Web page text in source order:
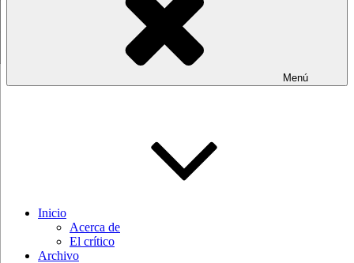
Menú
Inicio
Acerca de
El crítico
Archivo